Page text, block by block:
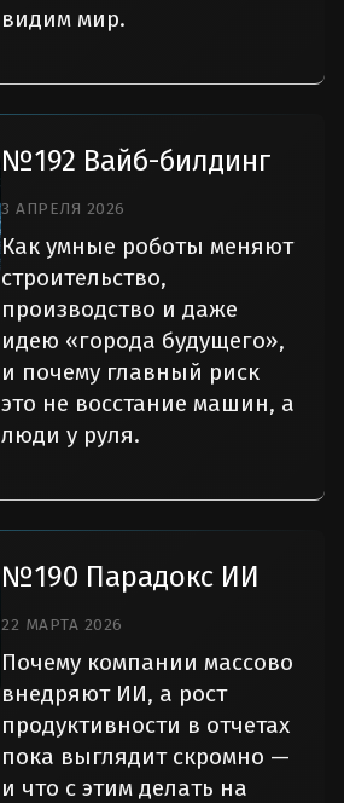
видим мир.
№192 Вайб-билдинг
3 АПРЕЛЯ 2026
Как умные роботы меняют
строительство,
производство и даже
идею «города будущего»,
и почему главный риск
это не восстание машин, а
люди у руля.
№190 Парадокс ИИ
22 МАРТА 2026
Почему компании массово
внедряют ИИ, а рост
продуктивности в отчетах
пока выглядит скромно —
и что с этим делать на